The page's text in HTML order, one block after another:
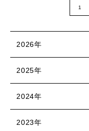
1
2026年
2025年
2024年
2023年